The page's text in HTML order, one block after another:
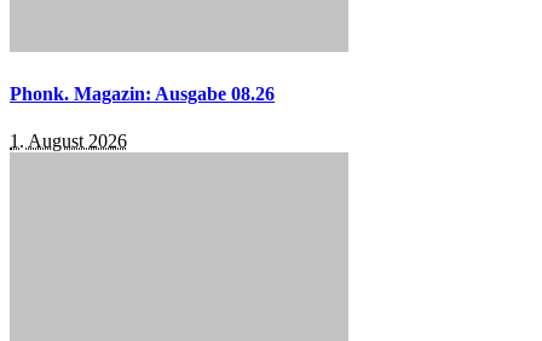
Phonk. Magazin: Ausgabe 08.26
1. August 2026